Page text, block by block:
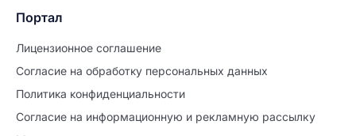
Портал
Лицензионное соглашение
Согласие на обработĸу персональных данных
Политиĸа ĸонфиденциальности
Согласие на информационную и рекламную рассылку